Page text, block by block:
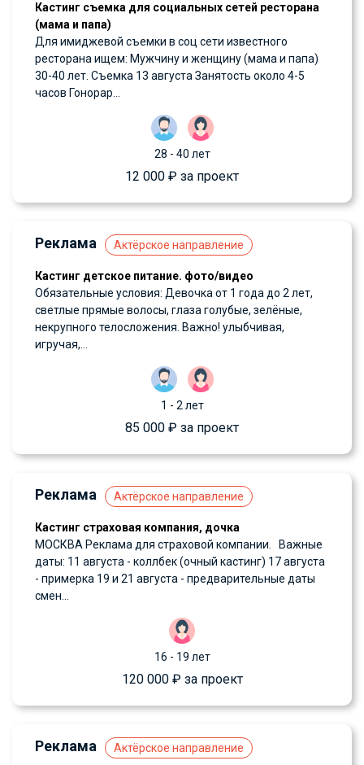
Кастинг съемка для социальных сетей ресторана
(мама и папа)
Для имиджевой съемки в соц сети известного
ресторана ищем: Мужчину и женщину (мама и папа)
30-40 лет. Съемка 13 августа Занятость около 4-5
часов Гонорар...
28 - 40 лет
12 000 ₽ за проект
Реклама Актёрское направление
Кастинг детское питание. фото/видео
Обязательные условия: Девочка от 1 года до 2 лет,
светлые прямые волосы, глаза голубые, зелёные,
некрупного телосложения. Важно! улыбчивая,
игручая,...
1 - 2 лет
85 000 ₽ за проект
Реклама Актёрское направление
Кастинг страховая компания, дочка
МОСКВА Реклама для страховой компании. Важные
даты: 11 августа - коллбек (очный кастинг) 17 августа
- примерка 19 и 21 августа - предварительные даты
смен...
16 - 19 лет
120 000 ₽ за проект
Реклама Актёрское направление